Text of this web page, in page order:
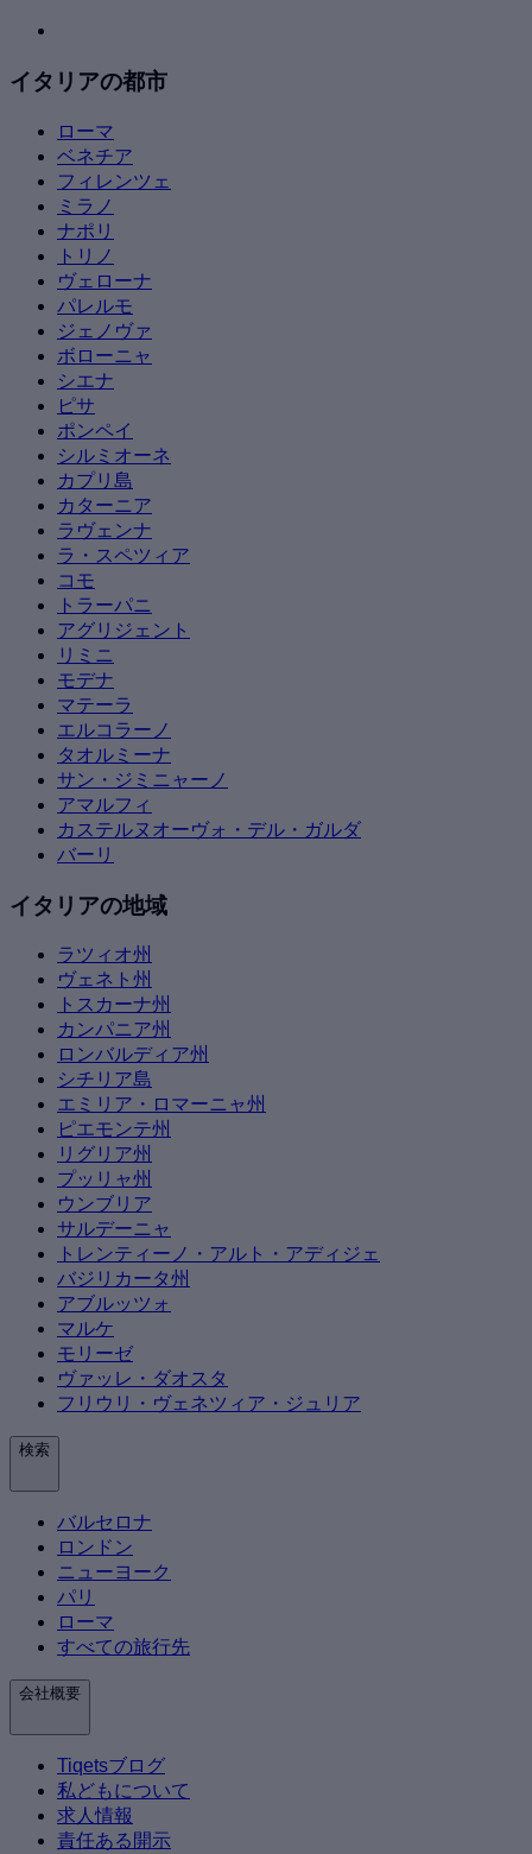
イタリアの都市
ローマ
ベネチア
フィレンツェ
ミラノ
ナポリ
トリノ
ヴェローナ
パレルモ
ジェノヴァ
ボローニャ
シエナ
ピサ
ポンペイ
シルミオーネ
カプリ島
カターニア
ラヴェンナ
ラ・スペツィア
コモ
トラーパニ
アグリジェント
リミニ
モデナ
マテーラ
エルコラーノ
タオルミーナ
サン・ジミニャーノ
アマルフィ
カステルヌオーヴォ・デル・ガルダ
バーリ
イタリアの地域
ラツィオ州
ヴェネト州
トスカーナ州
カンパニア州
ロンバルディア州
シチリア島
エミリア・ロマーニャ州
ピエモンテ州
リグリア州
プッリャ州
ウンブリア
サルデーニャ
トレンティーノ・アルト・アディジェ
バジリカータ州
アブルッツォ
マルケ
モリーゼ
ヴァッレ・ダオスタ
フリウリ・ヴェネツィア・ジュリア
検索
バルセロナ
ロンドン
ニューヨーク
パリ
ローマ
すべての旅行先
会社概要
Tiqetsブログ
私どもについて
求人情報
責任ある開示